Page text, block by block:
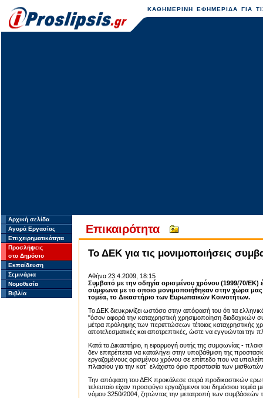
ΚΑΘΗΜΕΡΙΝΗ ΕΦΗΜΕΡΙΔΑ ΓΙΑ
Αρχική σελίδα
Αγορά Εργασίας
Επιχειρηματικότητα
Προσλήψεις
στο Δημόσιο
Εκπαίδευση
Σεμινάρια
Νομοθεσία
Βιβλία
Επικαιρότητα
Το ΔΕΚ για τις μονιμοποιήσεις
Αθήνα 23.4.2009, 18:15
Συμβατό με την οδηγία ορισμένου χρόνου (1999/70/ΕΚ)
σύμφωνα με το οποίο μονιμοποιήθηκαν στην χώρα μας
τομέα, το Δικαστήριο των Ευρωπαϊκών Κοινοτήτων.
Το ΔΕΚ διευκρινίζει ωστόσο στην απόφασή του ότι τα
"όσον αφορά την καταχρηστική χρησιμοποίηση διαδοχικών
μέτρα πρόληψης των περιπτώσεων τέτοιας καταχρηστικής
αποτελεσματικές και αποτρεπτικές, ώστε να εγγυώνται
Κατά το Δικαστήριο, η εφαρμογή αυτής της συμφωνίας -
δεν επιτρέπεται να καταλήγει στην υποβάθμιση της
εργαζομένους ορισμένου χρόνου σε επίπεδο που να
πλαισίου για την κατ` ελάχιστο όριο προστασία των
Την απόφαση του ΔΕΚ προκάλεσε σειρά προδικαστικών
τελευταίο είχαν προσφύγει εργαζόμενοι του δημόσιου
νόμου 3250/2004, ζητώντας την μετατροπή των συμβάσεών